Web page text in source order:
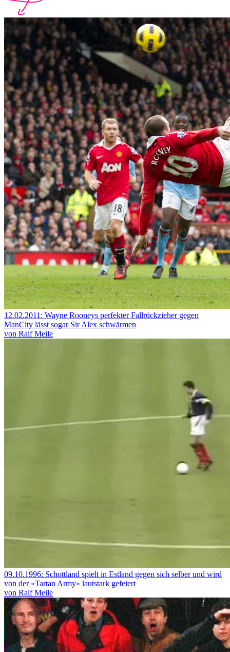
12.02.2011: Wayne Rooneys perfekter Fallrückzieher gegen
ManCity lässt sogar Sir Alex schwärmen
von Ralf Meile
09.10.1996: Schottland spielt in Estland gegen sich selber und wird
von der «Tartan Army» lautstark gefeiert
von Ralf Meile